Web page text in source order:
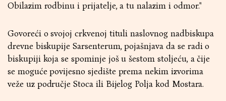
Obilazim rodbinu i prijatelje, a tu nalazim i odmor."
Govoreći o svojoj crkvenoj tituli naslovnog nadbiskupa
drevne biskupije Sarsenterum, pojašnjava da se radi o
biskupiji koja se spominje još u šestom stoljeću, a čije
se moguće povijesno sjedište prema nekim izvorima
veže uz područje Stoca ili Bijelog Polja kod Mostara.